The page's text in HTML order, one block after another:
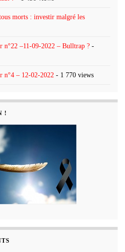
morts : investir malgré les
n°22 –11-09-2022 – Bulltrap ? -
n°4 – 12-02-2022 - 1 770 views
!